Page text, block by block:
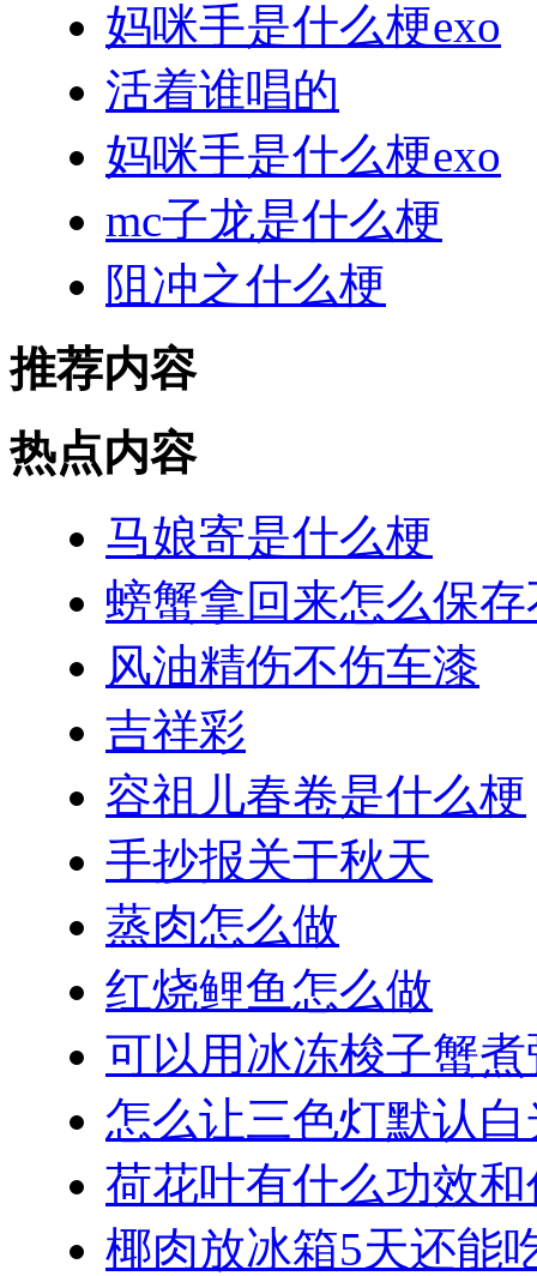
妈咪手是什么梗exo
活着谁唱的
妈咪手是什么梗exo
mc子龙是什么梗
阻冲之什么梗
推荐内容
热点内容
马娘寄是什么梗
螃蟹拿回来怎么保
风油精伤不伤车漆
吉祥彩
容祖儿春卷是什么梗
手抄报关于秋天
蒸肉怎么做
红烧鲤鱼怎么做
可以用冰冻梭子蟹
怎么让三色灯默认白
荷花叶有什么功效
椰肉放冰箱5天还能